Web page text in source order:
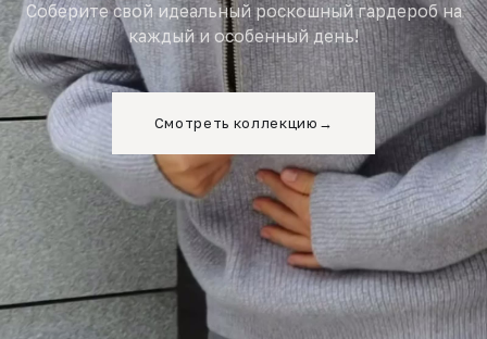
Соберите свой идеальный роскошный гардероб на
каждый и особенный день!
Смотреть коллекцию →